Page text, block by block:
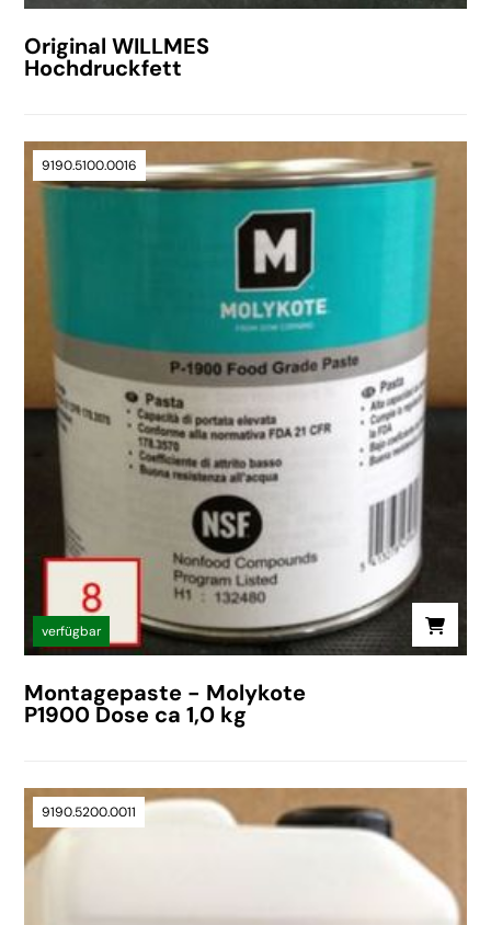
Original WILLMES
Hochdruckfett
9190.5100.0016
verfügbar
Montagepaste - Molykote
P1900 Dose ca 1,0 kg
9190.5200.0011